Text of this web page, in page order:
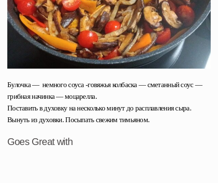
Булочка — немного соуса -говяжья колбаска — сметанный соус —
грибная начинка — моцарелла.
Поставить в духовку на несколько минут до расплавления сыра.
Вынуть из духовки. Посыпать свежим тимьяном.
Goes Great with